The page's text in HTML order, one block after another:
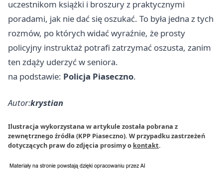
uczestnikom książki i broszury z praktycznymi
poradami, jak nie dać się oszukać. To była jedna z tych
rozmów, po których widać wyraźnie, że prosty
policyjny instruktaż potrafi zatrzymać oszusta, zanim
ten zdąży uderzyć w seniora.
na podstawie: Policja Piaseczno.
Autor:krystian
Ilustracja wykorzystana w artykule została pobrana z
zewnętrznego źródła (KPP Piaseczno). W przypadku zastrzeżeń
dotyczących praw do zdjęcia prosimy o kontakt.